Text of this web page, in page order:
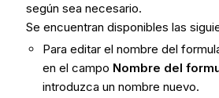
según sea necesario.
Se encuentran disponibles las
Para editar el nombre del
en el campo Nombre del
introduzca un nombre nuevo.